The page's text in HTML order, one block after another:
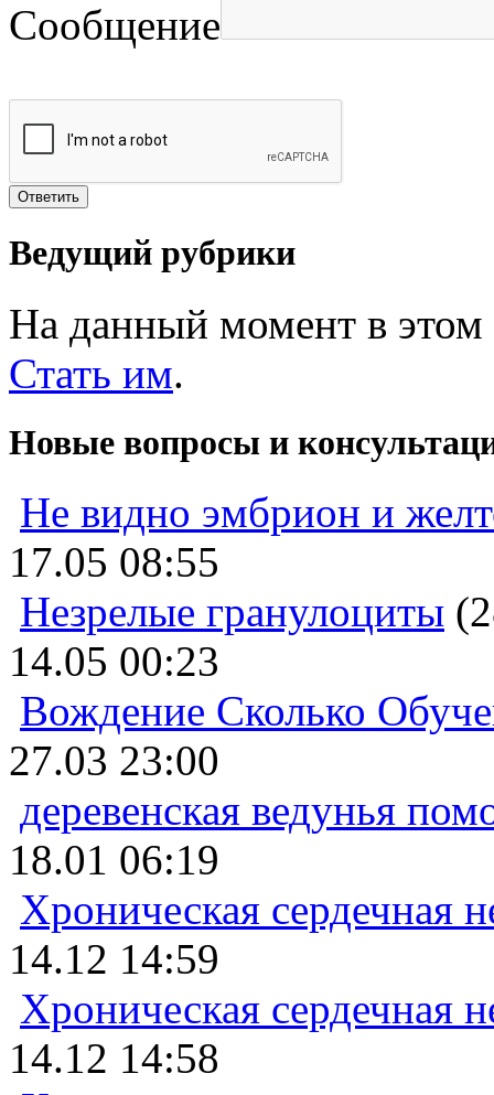
Сообщение
Ведущий рубрики
На данный момент в этом
Стать им.
Новые вопросы и
Не видно эмбрион и
17.05 08:55
Незрелые гранулоциты
14.05 00:23
Вождение Сколько
27.03 23:00
деревенская ведунья
18.01 06:19
Хроническая сердечная
14.12 14:59
Хроническая сердечная
14.12 14:58